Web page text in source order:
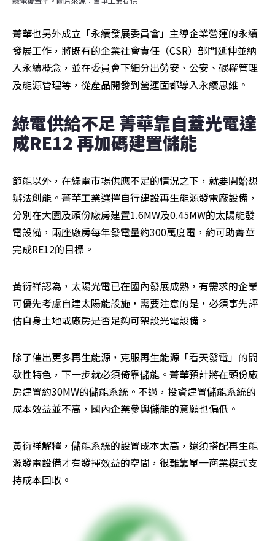
菁華也另外成立「永續發展委員會」主導企業營運的永續
發展工作，將既有的企業社會責任（CSR）部門延伸並納
入永續概念，並在委員會下細分出勞安、公安、碳權管理
及能源管理等，從產品開發到營運面都導入永續思維。
綠電供給不足 菁華靠自蓋光電達
成RE12 再加碼建置儲能
節能以外，在綠電市場供應不足的情況之下，就要開始想
辦法創能。菁華工業選擇自行建設再生能源發電廠設備，
分別在大園及頭份廠房建置1.6MW及0.45MW的太陽能發
電設備，兩座廠房每年發電量約300萬度電，約可助菁華
完成RE12的目標。
黃衍祥認為，太陽光電已在國內發展成熟，有需求的企業
可優先考慮自建太陽能設施，需要注意的是，必須事先評
估自身土地或廠房是否足夠可架設光電設備。
除了催出更多再生能源，克服再生能源「看天發電」的間
歇性特色，下一步就必須倚靠儲能。菁華預計將在頭份廠
房建置約30MW的儲能系統。不過，投資建置儲能系統的
成本效益並不高，國內企業參與儲能的意願也偏低。
黃衍祥解釋，儲能系統的設置成本太高，還須搭配再生能
源發電設備才有發揮效益的空間，很難靠單一商業模式支
持成本回收。